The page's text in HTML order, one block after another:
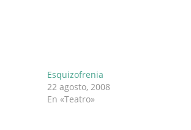
Esquizofrenia
22 agosto, 2008
En «Teatro»